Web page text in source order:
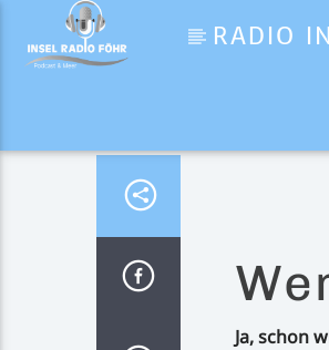
RADIO
Inselradio Föhr
Ja, schon